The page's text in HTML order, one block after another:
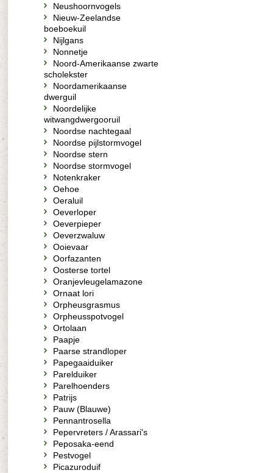
Neushoornvogels
Nieuw-Zeelandse
boeboekuil
Nijlgans
Nonnetje
Noord-Amerikaanse zwarte
scholekster
Noordamerikaanse
dwerguil
Noordelijke
witwangdwergooruil
Noordse nachtegaal
Noordse pijlstormvogel
Noordse stern
Noordse stormvogel
Notenkraker
Oehoe
Oeraluil
Oeverloper
Oeverpieper
Oeverzwaluw
Ooievaar
Oorfazanten
Oosterse tortel
Oranjevleugelamazone
Ornaat lori
Orpheusgrasmus
Orpheusspotvogel
Ortolaan
Paapje
Paarse strandloper
Papegaaiduiker
Parelduiker
Parelhoenders
Patrijs
Pauw (Blauwe)
Pennantrosella
Pepervreters / Arassari's
Peposaka-eend
Pestvogel
Picazuroduif